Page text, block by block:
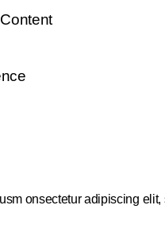
onsectetur adipiscing elit,